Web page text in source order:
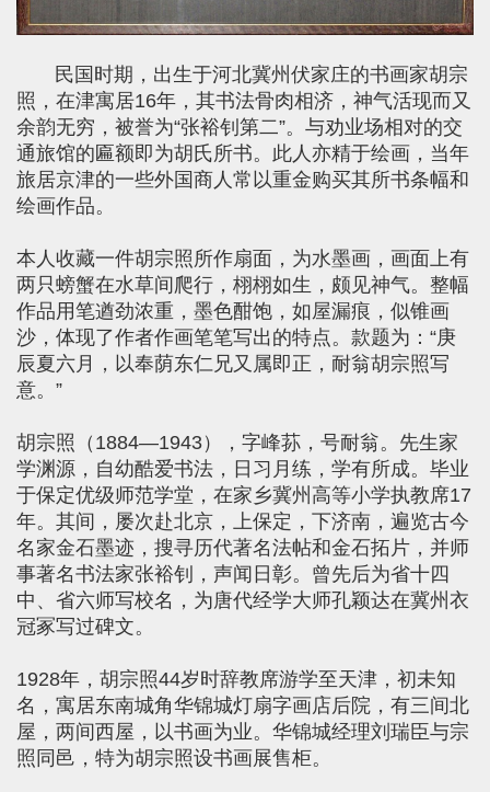
民国时期，出生于河北冀州伏家庄的书画家胡宗
照，在津寓居16年，其书法骨肉相济，神气活现而又
余韵无穷，被誉为“张裕钊第二”。与劝业场相对的交
通旅馆的匾额即为胡氏所书。此人亦精于绘画，当年
旅居京津的一些外国商人常以重金购买其所书条幅和
绘画作品。
本人收藏一件胡宗照所作扇面，为水墨画，画面上有
两只螃蟹在水草间爬行，栩栩如生，颇见神气。整幅
作品用笔遒劲浓重，墨色酣饱，如屋漏痕，似锥画
沙，体现了作者作画笔笔写出的特点。款题为：“庚
辰夏六月，以奉荫东仁兄又属即正，耐翁胡宗照写
意。”
胡宗照（1884—1943），字峰荪，号耐翁。先生家
学渊源，自幼酷爱书法，日习月练，学有所成。毕业
于保定优级师范学堂，在家乡冀州高等小学执教席17
年。其间，屡次赴北京，上保定，下济南，遍览古今
名家金石墨迹，搜寻历代著名法帖和金石拓片，并师
事著名书法家张裕钊，声闻日彰。曾先后为省十四
中、省六师写校名，为唐代经学大师孔颖达在冀州衣
冠冢写过碑文。
1928年，胡宗照44岁时辞教席游学至天津，初未知
名，寓居东南城角华锦城灯扇字画店后院，有三间北
屋，两间西屋，以书画为业。华锦城经理刘瑞臣与宗
照同邑，特为胡宗照设书画展售柜。